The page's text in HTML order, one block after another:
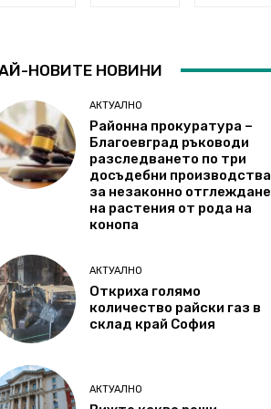
НОВИТЕ НОВИНИ
АКТУАЛНО
Районна прокуратура –
Благоевград ръководи
разследването по три
досъдебни производства
за незаконно отглеждане
на растения от рода на
конопа
АКТУАЛНО
Откриха голямо
количество райски газ в
склад край София
АКТУАЛНО